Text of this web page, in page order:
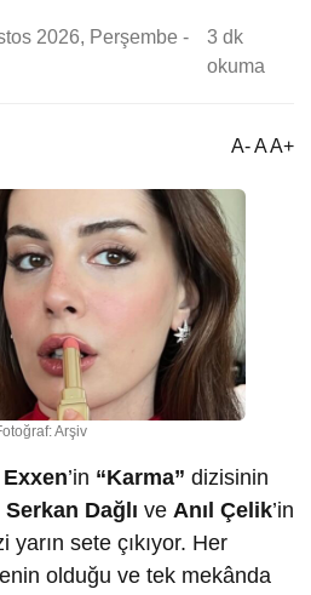
2026, Perşembe -
3 dk
okuma
A- A A+
Arşiv
Exxen’in “Karma” dizisinin
Serkan Dağlı ve Anıl Çelik’in
yarın sete çıkıyor. Her
olduğu ve tek mekânda